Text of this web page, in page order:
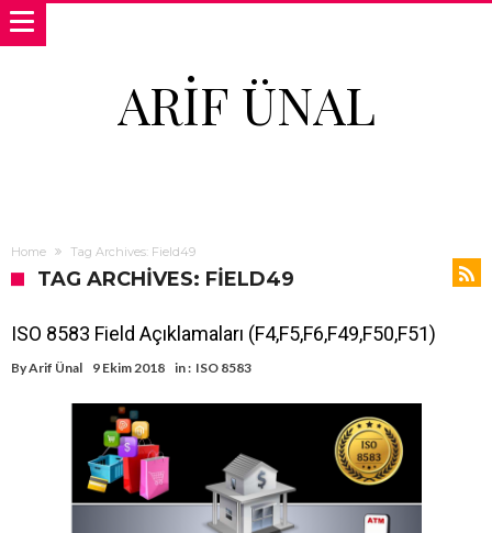
ARIF ÜNAL
Home Tag Archives: Field49
TAG ARCHIVES: FIELD49
ISO 8583 Field Açıklamaları (F4,F5,F6,F49,F50,F51)
ByArif Ünal 9 Ekim 2018 in : ISO 8583